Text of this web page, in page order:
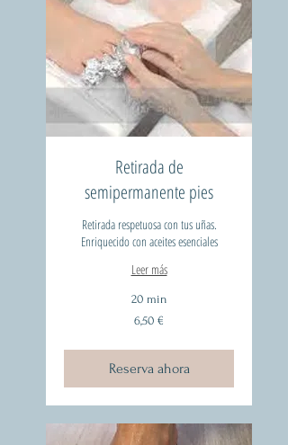
Retirada de
semipermanente pies
Retirada respetuosa con tus uñas.
Enriquecido con aceites esenciales
Leer más
20 min
6,50 €
Reserva ahora